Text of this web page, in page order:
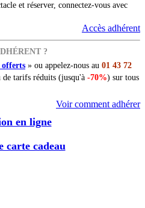
et réserver, connectez-vous avec
Accès adhérent
?
offerts » ou appelez-nous au 01 43 72
tarifs réduits (jusqu'à -70%) sur tous
Voir comment adhérer
en ligne
carte cadeau